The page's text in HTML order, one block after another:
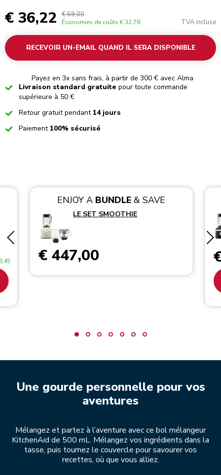
€ 36,22 € 69,00
Économies de coûts € 32,78 TVA incluse
RECEVOIR UN-EMAIL QUAND IL SERA DISPONIBLE
Payez en 3x sans frais, à partir de 300 € avec Alma
CheckedLivraison standard gratuite pour toute commande
supérieure à 50 €
CheckedRetour gratuit pendant 14 jours
CheckedPaiement 100% sécurisé
ENJOY A BUNDLE& SAVE
LE SET SMOOTHIE
€ 447,00
Une gourde personnelle pour vos
aventures
Mélangez et partez à l’aventure avec ce bol mélangeur
KitchenAid de 500 mL. Mélangez vos ingrédients dans la
tasse, puis tournez le couvercle pour savourer vos
recettes, où que vous alliez.